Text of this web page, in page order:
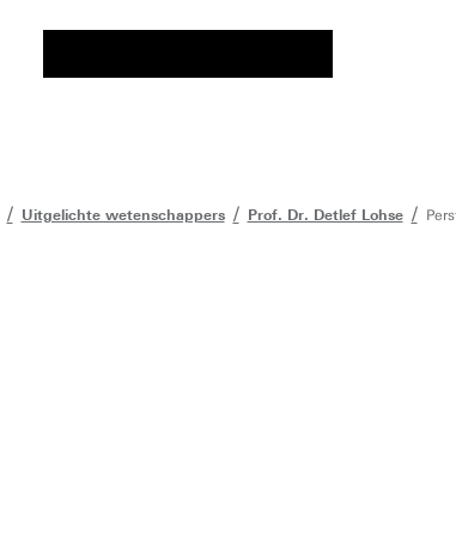
Uitgelichte wetenschappers Prof. Dr. Detlef Lohse